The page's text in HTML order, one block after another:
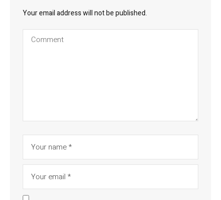
Your email address will not be published.